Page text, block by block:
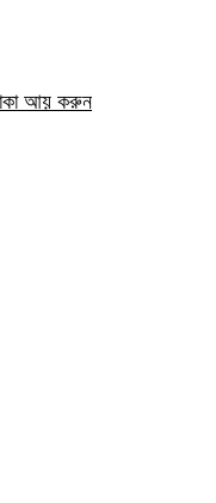
আয় করুন